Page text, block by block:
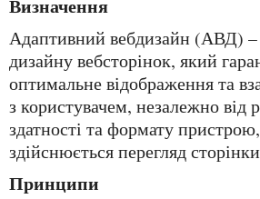
Визначення
Адаптивний вебдизайн (АВД) – це підхід до
дизайну вебсторінок, який
оптимальне відображення та
з користувачем, незалежно від
здатності та формату
здійснюється перегляд
Принципи